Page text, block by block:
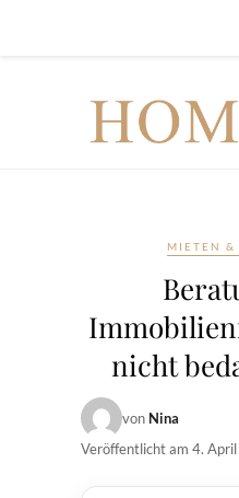
MIETEN &
nicht
von Nina
Veröffentlicht am 4.